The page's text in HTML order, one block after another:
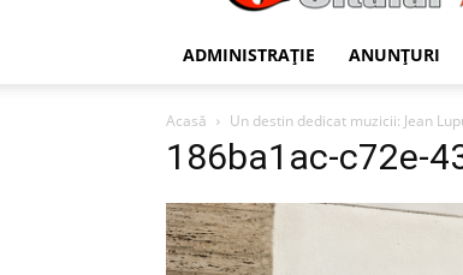
ADMINISTRAȚIE ANUNȚURI
Acasă Un destin dedicat muzicii: Jean
186ba1ac-c72e-